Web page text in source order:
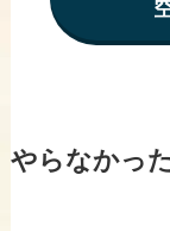
やらなかっ